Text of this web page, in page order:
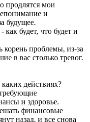
продлятся мои
и
будущее.
будет, что будет и
корень проблемы, из-за
в вас столько тревог.
действиях?
и здоровье.
финансовые
назад, и все снова